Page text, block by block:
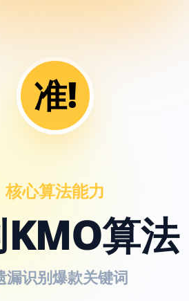
准!
核心算法能力
算法
漏识别爆款关键词